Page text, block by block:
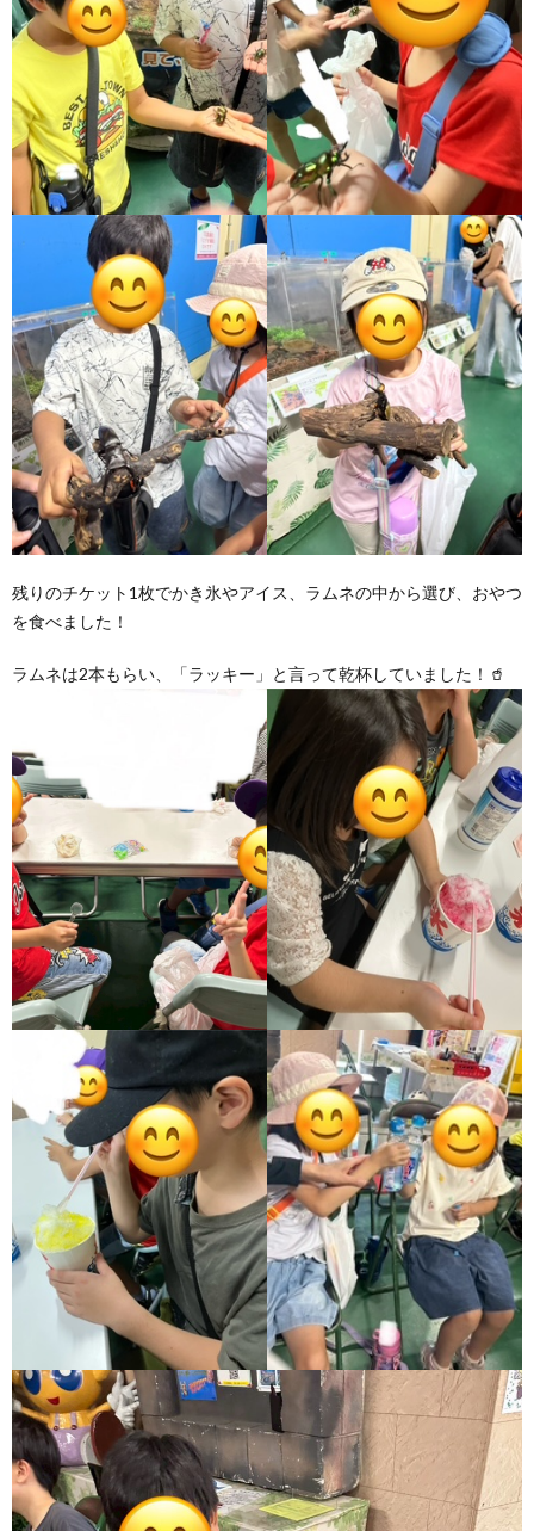
残りのチケット1枚でかき氷やアイス、ラムネの中から選び、おやつ
を食べました！
ラムネは2本もらい、「ラッキー」と言って乾杯していました！🥤